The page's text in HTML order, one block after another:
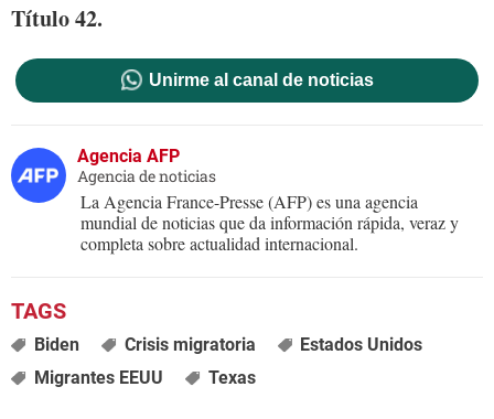
Título 42.
Unirme al canal de noticias
Agencia AFP
Agencia de noticias
La Agencia France-Presse (AFP) es una agencia
mundial de noticias que da información rápida, veraz y
completa sobre actualidad internacional.
Biden Crisis migratoria
Estados Unidos
Migrantes EEUU
Texas